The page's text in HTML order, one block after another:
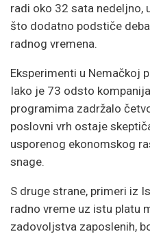
radi oko 32 sata nedeljno,
što dodatno podstiče
radnog vremena.
Eksperimenti u Nemačkoj
Iako je 73 odsto
programima zadržalo
poslovni vrh ostaje
usporenog ekonomskog
snage.
S druge strane, primeri iz
radno vreme uz istu platu
zadovoljstva zaposlenih,